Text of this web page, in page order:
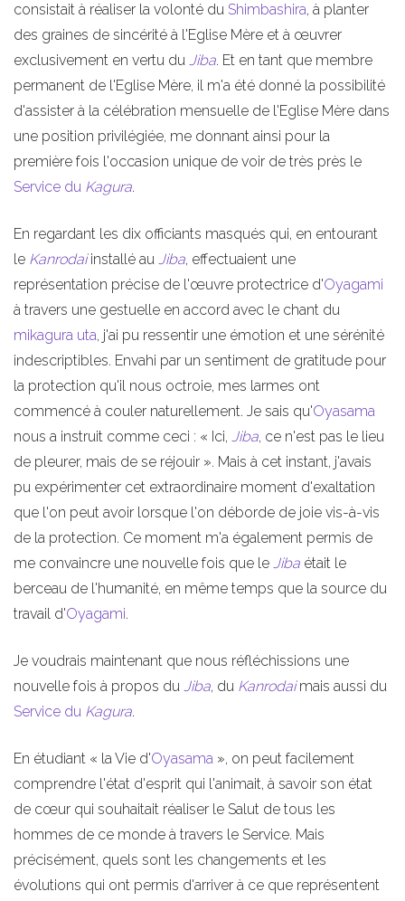
consistait à réaliser la volonté du Shimbashira, à planter
des graines de sincérité à l'Eglise Mère et à œuvrer
exclusivement en vertu du Jiba. Et en tant que membre
permanent de l'Eglise Mère, il m'a été donné la possibilité
d'assister à la célébration mensuelle de l'Eglise Mère dans
une position privilégiée, me donnant ainsi pour la
première fois l'occasion unique de voir de très près le
Service du Kagura.
En regardant les dix officiants masqués qui, en entourant
le Kanrodaiinstallé au Jiba, effectuaient une
représentation précise de l'œuvre protectrice d'Oyagami
à travers une gestuelle en accord avec le chant du
mikagura uta, j'ai pu ressentir une émotion et une sérénité
indescriptibles. Envahi par un sentiment de gratitude pour
la protection qu'il nous octroie, mes larmes ont
commencé à couler naturellement. Je sais qu'Oyasama
nous a instruit comme ceci : « Ici, Jiba, ce n'est pas le lieu
de pleurer, mais de se réjouir ». Mais à cet instant, j'avais
pu expérimenter cet extraordinaire moment d'exaltation
que l'on peut avoir lorsque l'on déborde de joie vis-à-vis
de la protection. Ce moment m'a également permis de
me convaincre une nouvelle fois que le Jiba était le
berceau de l'humanité, en même temps que la source du
travail d'Oyagami.
Je voudrais maintenant que nous réfléchissions une
nouvelle fois à propos du Jiba, du Kanrodaimais aussi du
Service du Kagura.
En étudiant « la Vie d'Oyasama », on peut facilement
comprendre l'état d'esprit qui l'animait, à savoir son état
de cœur qui souhaitait réaliser le Salut de tous les
hommes de ce monde à travers le Service. Mais
précisément, quels sont les changements et les
évolutions qui ont permis d'arriver à ce que représentent